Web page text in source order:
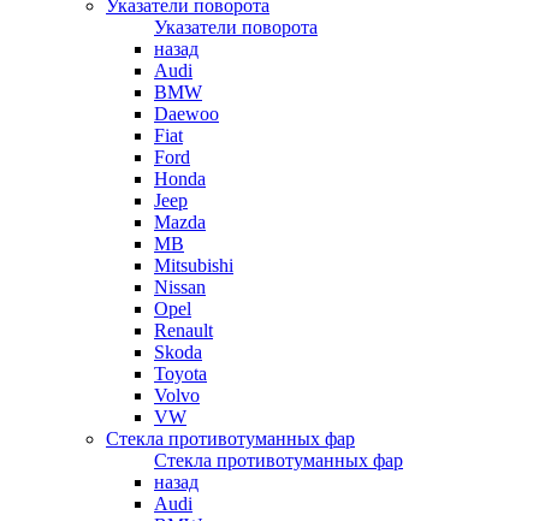
Указатели поворота
Указатели поворота
назад
Audi
BMW
Daewoo
Fiat
Ford
Honda
Jeep
Mazda
MB
Mitsubishi
Nissan
Opel
Renault
Skoda
Toyota
Volvo
VW
Стекла противотуманных фар
Стекла противотуманных фар
назад
Audi